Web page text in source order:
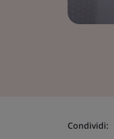
Condividi: